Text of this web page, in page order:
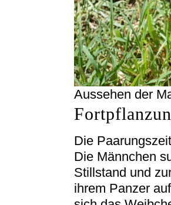
Aussehen der
Die
Die Männchen
Stillstand und
ihrem Panzer